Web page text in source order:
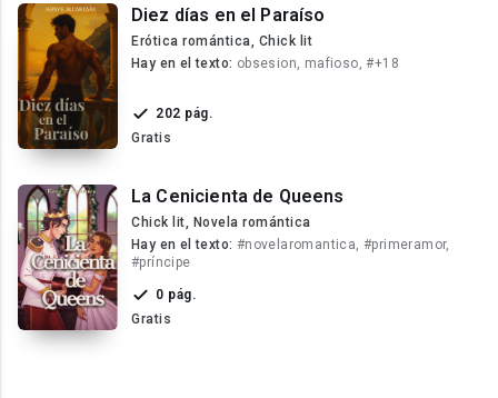
Diez días en el Paraíso
Erótica romántica, Chick lit
Hay en el texto: obsesion, mafioso, #+18
202 pág.
Gratis
La Cenicienta de Queens
Chick lit, Novela romántica
Hay en el texto: #novelaromantica, #primeramor,
#príncipe
0 pág.
Gratis